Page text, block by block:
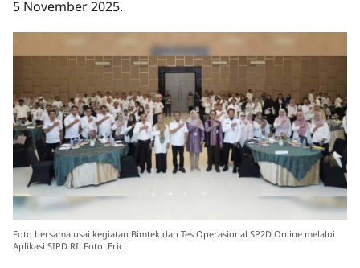
5 November 2025.
Foto bersama usai kegiatan Bimtek dan Tes Operasional SP2D Online melalui
Aplikasi SIPD RI. Foto: Eric